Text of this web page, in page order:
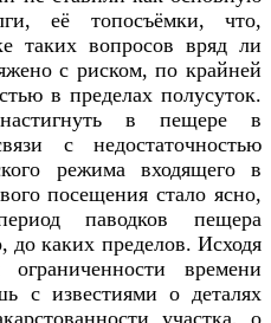
её топосъёмки, что,
таких вопросов вряд ли
с риском, по крайней
в пределах полусуток.
в пещере в
с недостаточностью
режима входящего в
посещения стало ясно,
паводков пещера
до каких пределов. Исходя
времени
с известиями о деталях
участка, о